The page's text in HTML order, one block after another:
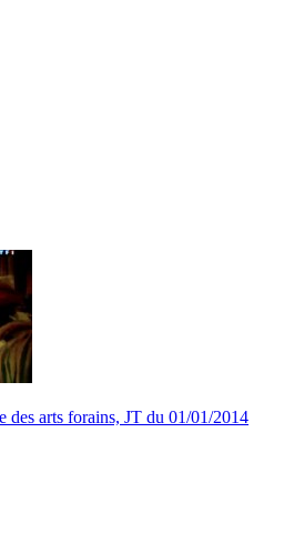
des arts forains, JT du 01/01/2014